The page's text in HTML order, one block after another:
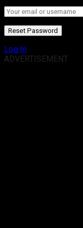
Log In
ADVERTISEMENT